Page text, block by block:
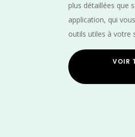
plus détaillées que
application, qui
outils utiles à votre
VOIR